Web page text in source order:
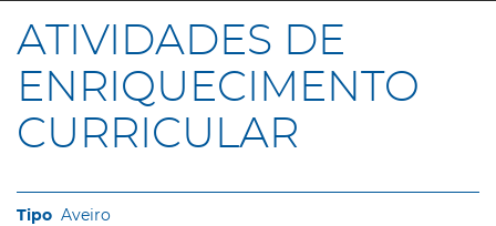
ATIVIDADES DE
ENRIQUECIMENTO
CURRICULAR
Aveiro